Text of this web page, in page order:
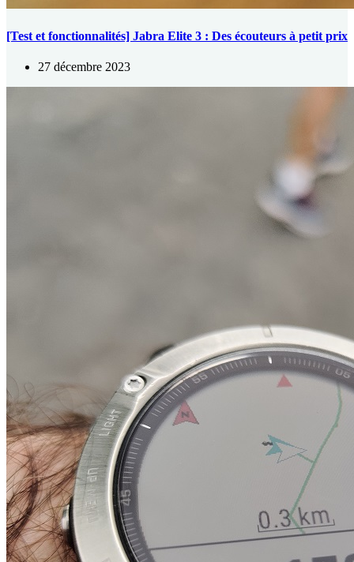
[Test et fonctionnalités] Jabra Elite 3 : Des écouteurs à petit prix
27 décembre 2023